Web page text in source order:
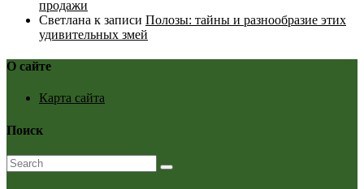
продажи
Светлана к записи Полозы: тайны и разнообразие этих
удивительных змей
О сайте
Карта сайта
Поиск